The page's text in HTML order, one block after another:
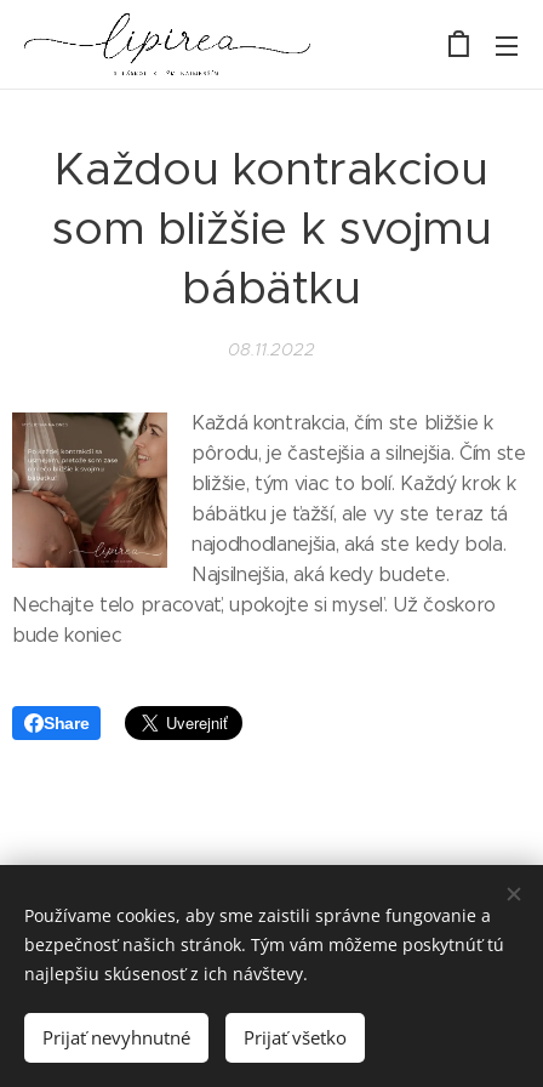
Každou kontrakciou
som bližšie k svojmu
bábätku
08.11.2022
Každá kontrakcia, čím ste bližšie k
pôrodu, je častejšia a silnejšia. Čím ste
bližšie, tým viac to bolí. Každý krok k
bábätku je ťažší, ale vy ste teraz tá
najodhodlanejšia, aká ste kedy bola.
Najsilnejšia, aká kedy budete.
Nechajte telo pracovať, upokojte si myseľ. Už čoskoro
bude koniec 🤍
Share
© 2021 Lipirea s.r.o, prosím nekopírovať bez súhlasu
autora! fotografie pre Lipirea: Iveta Peterská (@foteníčko)
Vytvorené službouWebnode
Používame cookies, aby sme zaistili správne fungovanie a
bezpečnosť našich stránok. Tým vám môžeme poskytnúť tú
najlepšiu skúsenosť z ich návštevy.
Prijať nevyhnutné Prijať všetko